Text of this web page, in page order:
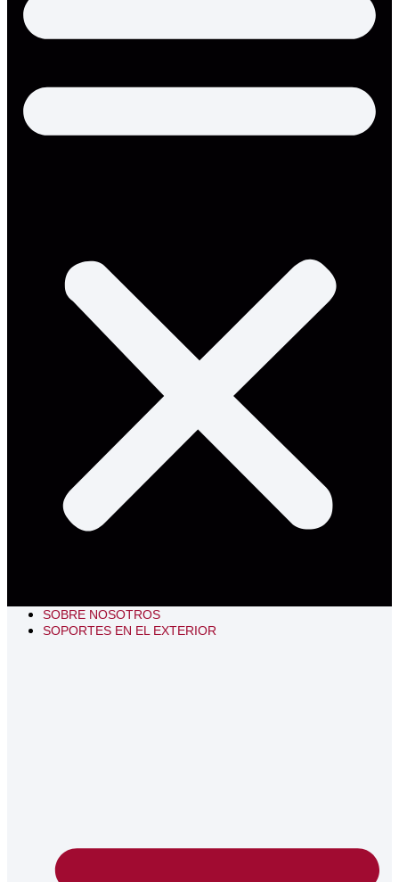
SOBRE NOSOTROS
SOPORTES EN EL EXTERIOR